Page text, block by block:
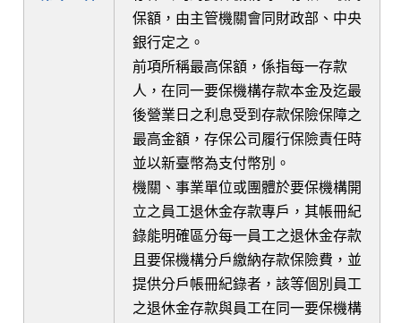
保額，由主管機關會同財政部、中央
銀行定之。
前項所稱最高保額，係指每一存款
人，在同一要保機構存款本金及迄最
後營業日之利息受到存款保險保障之
最高金額，存保公司履行保險責任時
並以新臺幣為支付幣別。
機關、事業單位或團體於要保機構開
立之員工退休金存款專戶，其帳冊紀
錄能明確區分每一員工之退休金存款
且要保機構分戶繳納存款保險費，並
提供分戶帳冊紀錄者，該等個別員工
之退休金存款與員工在同一要保機構